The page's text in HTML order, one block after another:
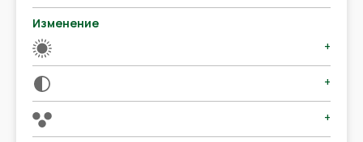
Изменение
+
+
+